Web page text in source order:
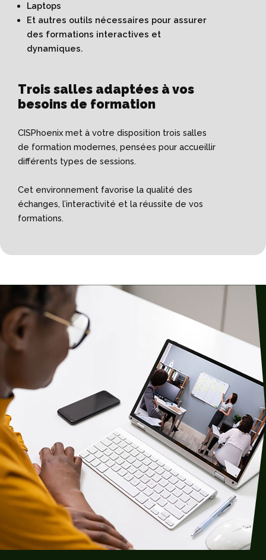
Laptops
Et autres outils nécessaires pour assurer
des formations interactives et
dynamiques.
Trois salles adaptées à vos
besoins de formation
CISPhoenix met à votre disposition trois salles
de formation modernes, pensées pour accueillir
différents types de sessions.
Cet environnement favorise la qualité des
échanges, l’interactivité et la réussite de vos
formations.